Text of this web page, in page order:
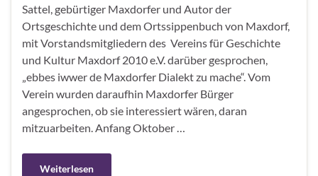
Sattel, gebürtiger Maxdorfer und Autor der
Ortsgeschichte und dem Ortssippenbuch von Maxdorf,
mit Vorstandsmitgliedern des Vereins für Geschichte
und Kultur Maxdorf 2010 e.V. darüber gesprochen,
„ebbes iwwer de Maxdorfer Dialekt zu mache“. Vom
Verein wurden daraufhin Maxdorfer Bürger
angesprochen, ob sie interessiert wären, daran
mitzuarbeiten. Anfang Oktober …
Weiterlesen